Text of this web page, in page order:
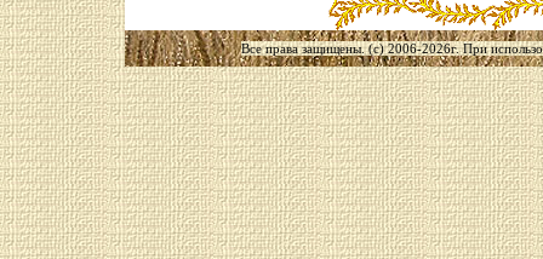
Все права защищены. (с) 2006-2026г. При